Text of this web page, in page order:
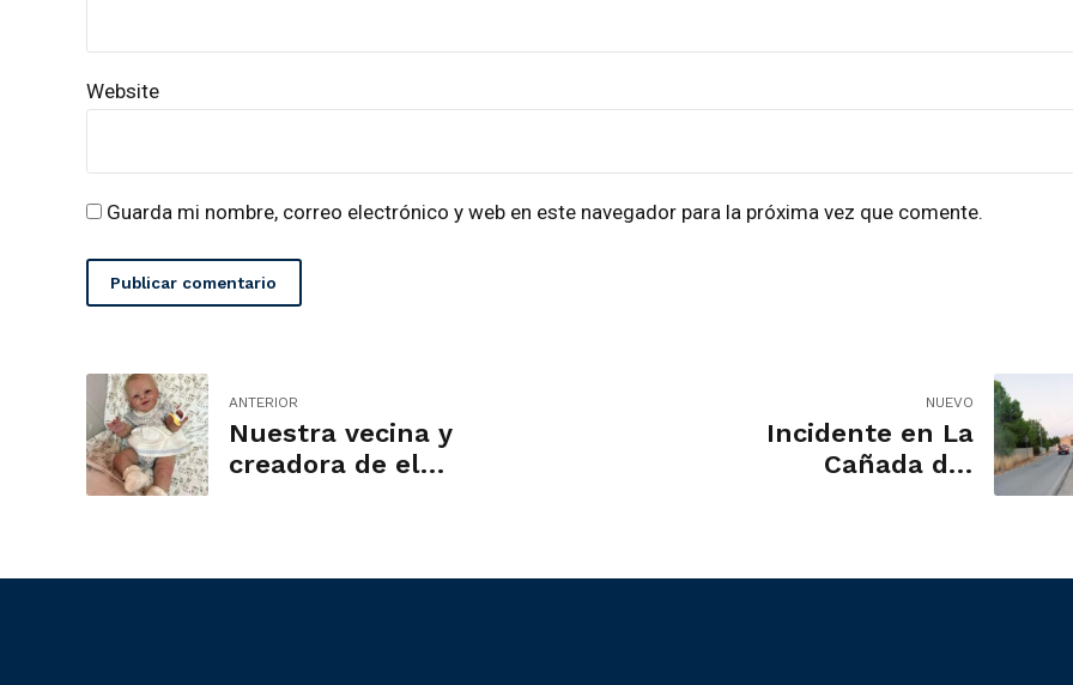
Website
Guarda mi nombre, correo electrónico y web en este navegador para la próxima vez que comente.
Publicar comentario
ANTERIOR
Nuestra vecina y
creadora de el
de Magical
NUEVO
Incidente en La
Cañada del